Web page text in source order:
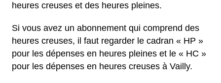
heures creuses et des heures pleines.
Si vous avez un abonnement qui comprend des
heures creuses, il faut regarder le cadran « HP »
pour les dépenses en heures pleines et le « HC »
pour les dépenses en heures creuses à Vailly.